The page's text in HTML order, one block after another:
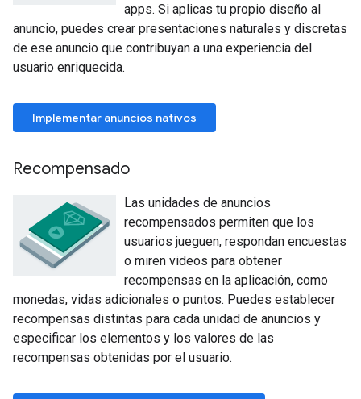
apps. Si aplicas tu propio diseño al
anuncio, puedes crear presentaciones naturales y discretas
de ese anuncio que contribuyan a una experiencia del
usuario enriquecida.
Implementar anuncios nativos
Recompensado
Las unidades de anuncios
recompensados permiten que los
usuarios jueguen, respondan encuestas
o miren videos para obtener
recompensas en la aplicación, como
monedas, vidas adicionales o puntos. Puedes establecer
recompensas distintas para cada unidad de anuncios y
especificar los elementos y los valores de las
recompensas obtenidas por el usuario.